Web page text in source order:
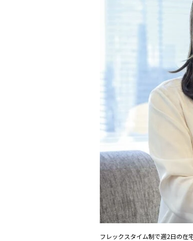
フレックスタイム制で週2日の在